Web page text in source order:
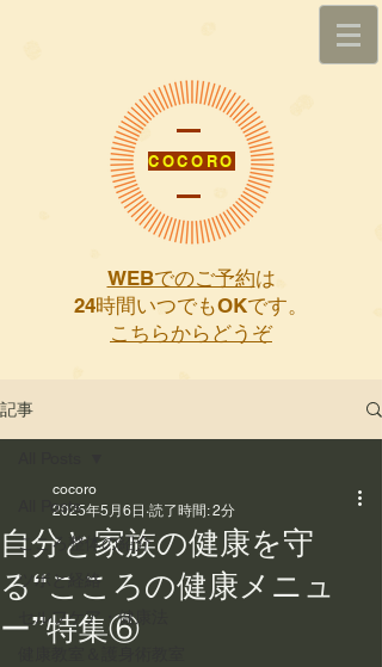
COCORO
WEBでのご予約は
​24時間いつでもOKです。
こちらからどうぞ
記事
All Posts
こころ整体の紹介
ツボと経絡
セルフケア・健康法
自分と家族の健康を守
る“こころの健康メニュ
ー”特集⑥
cocoro
2025年5月6日 読了時間: 2分